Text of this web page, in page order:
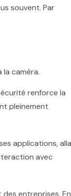
souvent. Par
caméra.
renforce la
pleinement
entreprises. En